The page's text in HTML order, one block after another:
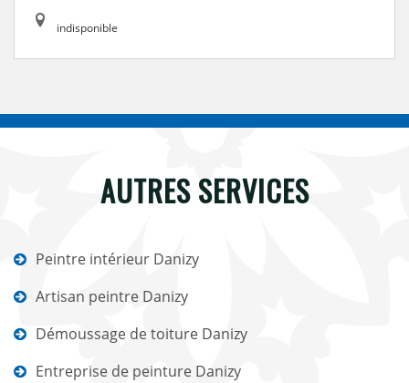
indisponible
AUTRES SERVICES
Peintre intérieur Danizy
Artisan peintre Danizy
Démoussage de toiture Danizy
Entreprise de peinture Danizy